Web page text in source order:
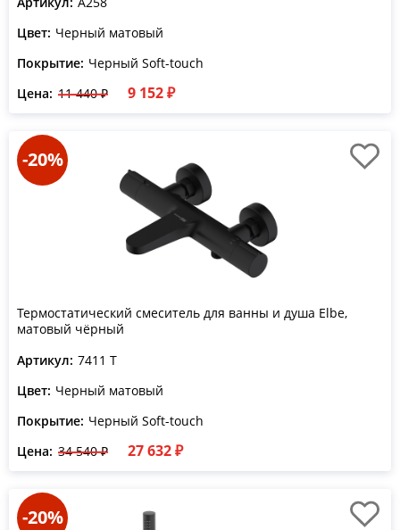
Цвет: Черный матовый
Покрытие: Черный Soft-touch
Цена: 11 440 ₽ 9 152 ₽
-20%
Термостатический смеситель для ванны и душа Elbe,
матовый чёрный
Артикул: 7411 T
Цвет: Черный матовый
Покрытие: Черный Soft-touch
Цена: 34 540 ₽ 27 632 ₽
-20%